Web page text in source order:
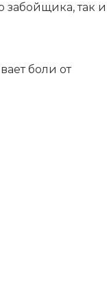
забойщика, так и
боли от